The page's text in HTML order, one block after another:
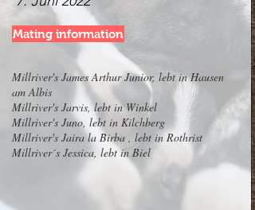
Mating information
Millriver's James Arthur Junior, lebt in Hausen
am Albis
Millriver's Jarvis, lebt in Winkel
Millriver's Juno, lebt in Kilchberg
Millriver's Jaira la Birba , lebt in Rothrist
Millriver´s Jessica, lebt in Biel